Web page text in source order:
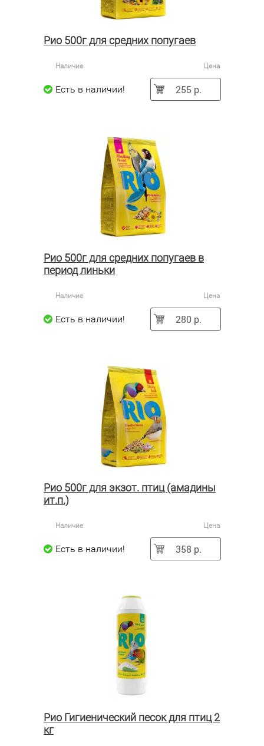
Рио 500г для средних попугаев
Наличие Цена
Есть в наличии! 255 р.
Рио 500г для средних попугаев в
период линьки
Наличие Цена
Есть в наличии! 280 р.
Рио 500г для экзот. птиц (амадины
ит.п.)
Наличие Цена
Есть в наличии! 358 р.
Рио Гигиенический песок для птиц 2
кг